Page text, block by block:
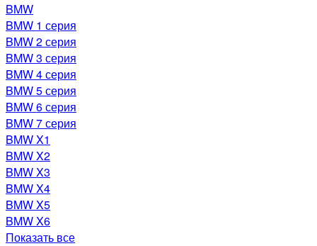
BMW
BMW 1 серия
BMW 2 серия
BMW 3 серия
BMW 4 серия
BMW 5 серия
BMW 6 серия
BMW 7 серия
BMW X1
BMW X2
BMW X3
BMW X4
BMW X5
BMW X6
Показать все